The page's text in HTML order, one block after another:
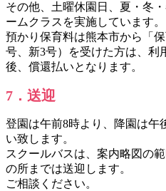
その他、土曜休園日、夏・冬
ームクラスを実施しています。
預かり保育料は熊本市から「
号、新3号）を受けた方は、利
後、償還払いとなります。
7．送迎
登園は午前8時より、降園は午
い致します。
スクールバスは、案内略図の
の所までは送迎します。
ご相談ください。